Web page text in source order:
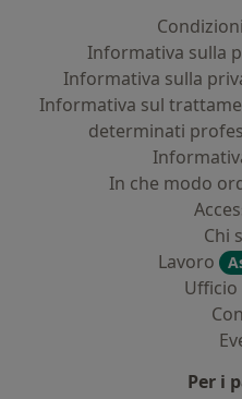
Informativa sulla
Informativa sulla
Informativa sul
determinati
In che modo
Chi
Lavoro
Ufficio
Per i